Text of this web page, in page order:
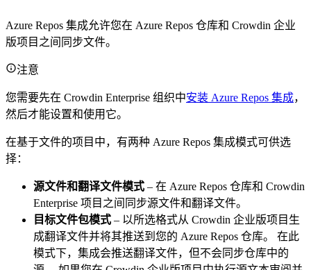
Azure Repos 集成允许您在 Azure Repos 仓库和 Crowdin 企业
版项目之间同步文件。
注意
您需要先在 Crowdin Enterprise 组织中安装 Azure Repos 集成，
然后才能设置和使用它。
在基于文件的项目中，有两种 Azure Repos 集成模式可供选
择：
源文件和翻译文件模式 – 在 Azure Repos 仓库和 Crowdin
Enterprise 项目之间同步源文件和翻译文件。
目标文件包模式 – 以所选格式从 Crowdin 企业版项目生
成翻译文件并将其推送到您的 Azure Repos 仓库。 在此
模式下，集成会推送翻译文件，但不会同步仓库中的